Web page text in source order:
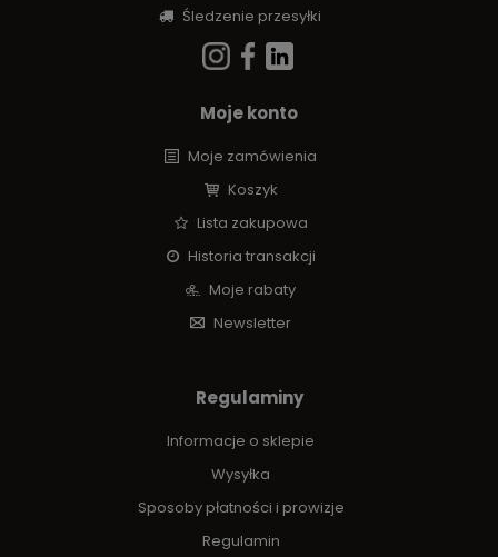
Śledzenie przesyłki
Moje konto
Moje zamówienia
Koszyk
Lista zakupowa
Historia transakcji
Moje rabaty
Newsletter
Regulaminy
Informacje o sklepie
Wysyłka
Sposoby płatności i prowizje
Regulamin